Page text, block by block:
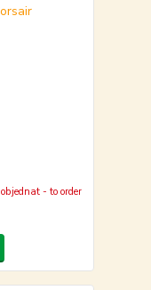
objednat - to order